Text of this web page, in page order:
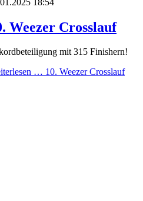
Weezer Crosslauf
mit 315 Finishern!
… 10. Weezer Crosslauf